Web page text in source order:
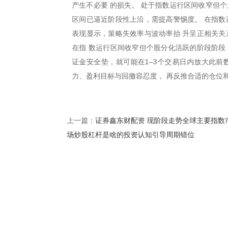
产生不必要 的损失。 处于指数运行区间收窄但
区间已逼近阶段性上沿，需提高警惕度。 在指
表现显示，策略失效率与波动率抬 升呈正相关
在指 数运行区间收窄但个股分化活跃的阶段阶
证金安全垫，就可能在1–3个交易日内放大此
力、盈利目标与回撤容忍度， 再反推合适的仓位
上一篇： 证券鑫东财配资 现阶段走势全球主要指数
场炒股杠杆是啥的投资认知引导周期错位